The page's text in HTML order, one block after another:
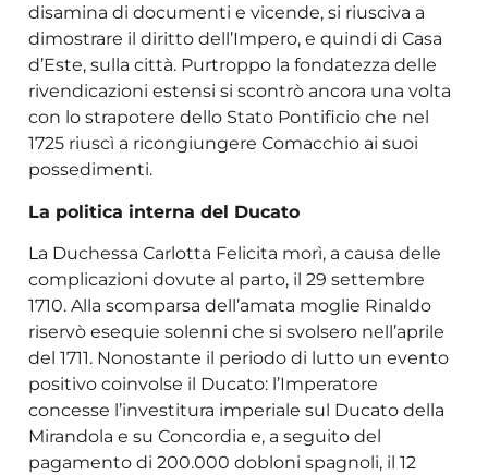
disamina di documenti e vicende, si riusciva a
dimostrare il diritto dell’Impero, e quindi di Casa
d’Este, sulla città. Purtroppo la fondatezza delle
rivendicazioni estensi si scontrò ancora una volta
con lo strapotere dello Stato Pontificio che nel
1725 riuscì a ricongiungere Comacchio ai suoi
possedimenti.
La politica interna del Ducato
La Duchessa Carlotta Felicita morì, a causa delle
complicazioni dovute al parto, il 29 settembre
1710. Alla scomparsa dell’amata moglie Rinaldo
riservò esequie solenni che si svolsero nell’aprile
del 1711. Nonostante il periodo di lutto un evento
positivo coinvolse il Ducato: l’Imperatore
concesse l’investitura imperiale sul Ducato della
Mirandola e su Concordia e, a seguito del
pagamento di 200.000 dobloni spagnoli, il 12